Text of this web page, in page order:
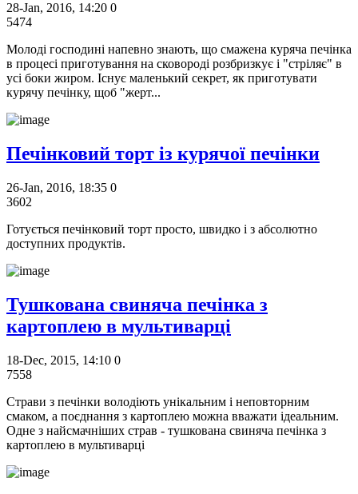
28-Jan, 2016, 14:20 0
5474
Молоді господині напевно знають, що смажена куряча печінка
в процесі приготування на сковороді розбризкує і "стріляє" в
усі боки жиром. Існує маленький секрет, як приготувати
курячу печінку, щоб "жерт...
Печінковий торт із курячої печінки
26-Jan, 2016, 18:35 0
3602
Готується печінковий торт просто, швидко і з абсолютно
доступних продуктів.
Тушкована свиняча печінка з
картоплею в мультиварці
18-Dec, 2015, 14:10 0
7558
Страви з печінки володіють унікальним і неповторним
смаком, а поєднання з картоплею можна вважати ідеальним.
Одне з найсмачніших страв - тушкована свиняча печінка з
картоплею в мультиварці